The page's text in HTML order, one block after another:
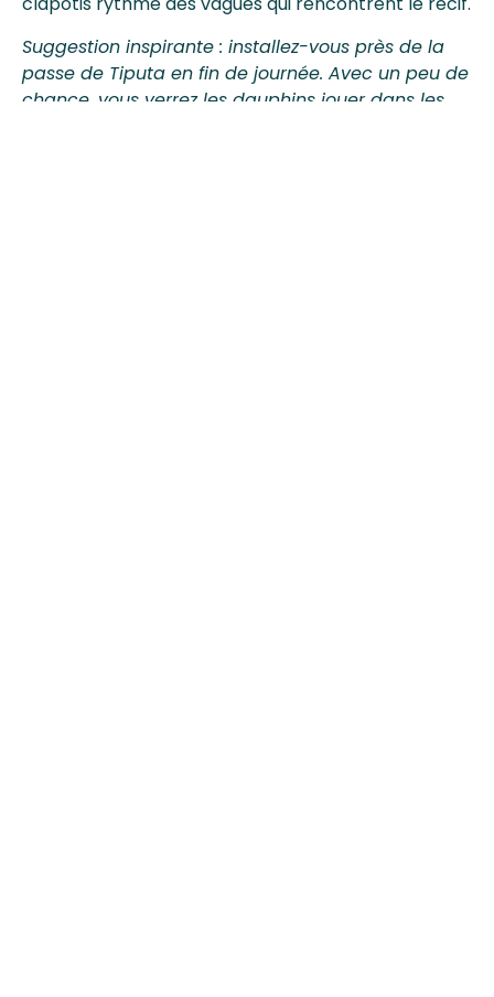
Suggestion inspirante : installez-vous près de la
passe de Tiputa en fin de journée. Avec un peu de
chance, vous verrez les dauphins jouer dans les